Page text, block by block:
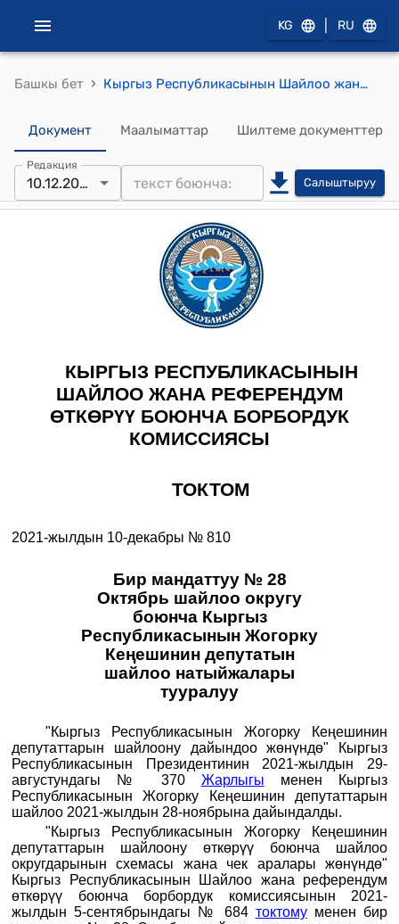
KG RU
Башкы бет › Кыргыз Республикасынын Шайлоо жана референдум өткөрүү боюнча борбордук комиссиянын 2021-жылдын 10-декабрындагы № 810 "Бир мандаттуу № 28 Октябрь шайлоо округу боюнча Кыргыз Республикасынын Жогорку Кеңешинин депутатын шайлоо натыйжалары тууралуу" токтому
Документ Маалыматтар Шилтеме документтер
Редакция
10.12.2021 Салыштыруу